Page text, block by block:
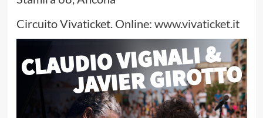
Circuito Vivaticket. Online: www.vivaticket.it